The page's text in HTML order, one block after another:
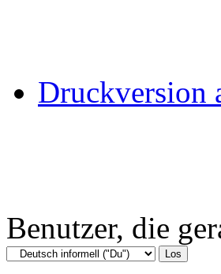
Druckversion
Benutzer, die